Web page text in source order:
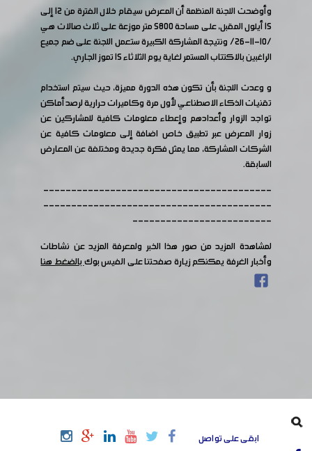
وأوضحت اللجنة المنظمة أن المعرض سيقام خلال الفترة من 12 إلى
15 أيلول المقبل، على مساحة 5800 متر موزعة على ثلاث صالات هي
/10-11-26/ ونتيجة المشاركة الكبيرة ستعمل اللجنة على ضم جميع
الراغبين بالاكتتاب المستمر لغاية يوم الثلاثاء 15 تموز الجاري.
و وعدت اللجنة بأن تكون هذه الدورة مميزة، حيث سيتم استخدام
تقنيات الذكاء الاصطناعي لأول مرة وكاميرات حرارية لرصد أماكن
تواجد الزوار وأعدادهم وإعطاء معلومات كافية للمشاركين عن
زوار المعرض عبر تطبيق خاص اضافة إلى معلومات كافية عن
الشركات المشاركة، مما يمثل فكرة جديدة ومختلفة عن المعارض
السابقة.
-----------------------------------------
-----------------------------------------
-------------------------
لمشاهدة المزيد من صور هذا الخبر ولمعرفة المزيد عن نشاطات
وأخبار الغرفة يمكنكم زيارة صفحتنا على الفيس بوكبالضغط هنا
ابقى على تواصل